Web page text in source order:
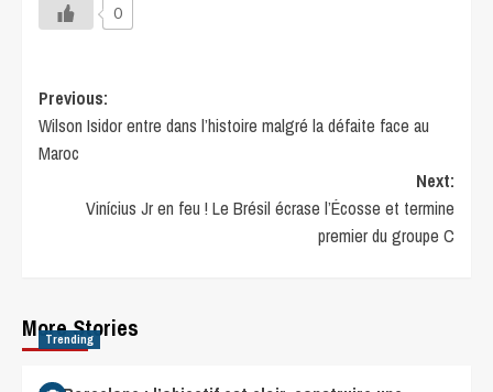
0
Previous:
Wilson Isidor entre dans l’histoire malgré la défaite face au
Maroc
Next:
Vinícius Jr en feu ! Le Brésil écrase l’Écosse et termine
premier du groupe C
More Stories
Trending